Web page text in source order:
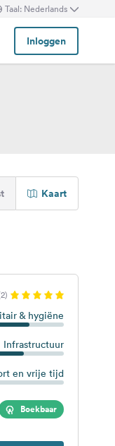
Taal: Nederlands
Inloggen
Kaart
& hygiëne
Infrastructuur
en vrije tijd
Boekbaar